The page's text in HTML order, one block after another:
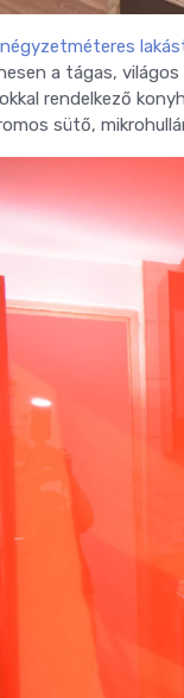
a tágas,
rendelkező
sütő,